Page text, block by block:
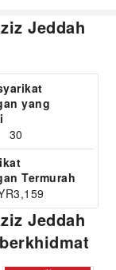
Jeddah
yang
30
Termurah
Jeddah